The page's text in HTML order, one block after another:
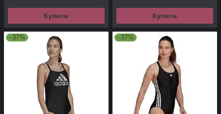
Купити Купити
–37% –37%